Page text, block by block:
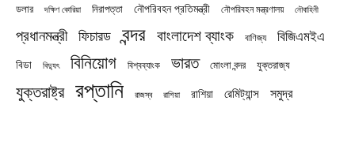
ডলার দক্ষিণ কোরিয়া নিরাপত্তা নৌপরিবহন প্রতিমন্ত্রী নৌপরিবহন মন্ত্রণালয় নৌবাহিনী
প্রধানমন্ত্রী ফিচারড বন্দর বাংলাদেশ ব্যাংক বাণিজ্য বিজিএমইএ
বিডা বিদ্যুৎ বিনিয়োগ বিশ্বব্যাংক ভারত মোংলা বন্দর যুক্তরাজ্য
যুক্তরাষ্ট্র রপ্তানি রাজস্ব রাশিয়া রাশিয়া রেমিট্যান্স সমুদ্র